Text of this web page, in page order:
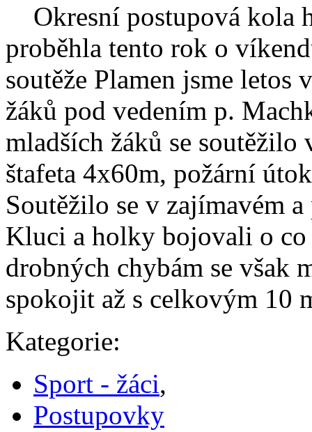
Okresní postupová kola
proběhla tento rok o
soutěže Plamen jsme
žáků pod vedením p.
mladších žáků se
štafeta 4x60m, požární
Soutěžilo se v zajímavém
Kluci a holky bojovali o
drobných chybám se však
spokojit až s celkovým 10
Kategorie:
Sport - žáci,
Postupovky